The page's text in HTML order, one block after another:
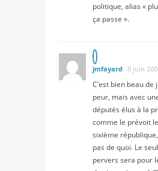
politique, alias «
ça passe ».
jmfayard 8 juin
C’est bien beau
peur, mais avec
députés élus à la
comme le prévoit
sixième
pas de quoi. Le
pervers sera pour